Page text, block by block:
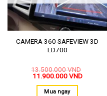
CAMERA 360 SAFEVIEW 3D
LD700
13.500.000VND
11.900.000VND
Mua ngay